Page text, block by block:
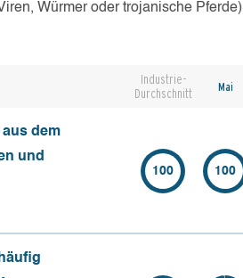
Würmer oder trojanische Pferde)
Industrie-
Durchschnitt
Mai
dem
und
100 100